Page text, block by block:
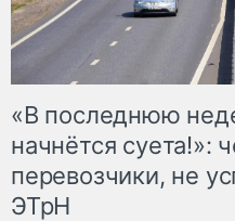
«В последнюю
начнётся суета!»:
перевозчики, не
ЭТрН